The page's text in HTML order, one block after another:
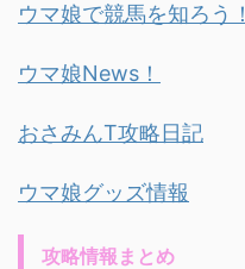
ウマ娘で競馬を知ろう！
ウマ娘News！
おさみんT攻略日記
ウマ娘グッズ情報
攻略情報まとめ